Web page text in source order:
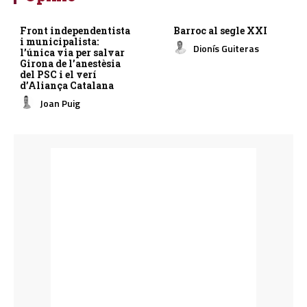
Front independentista
i municipalista:
l’única via per salvar
Girona de l’anestèsia
del PSC i el verí
d’Aliança Catalana
Joan Puig
Barroc al segle XXI
Dionís Guiteras